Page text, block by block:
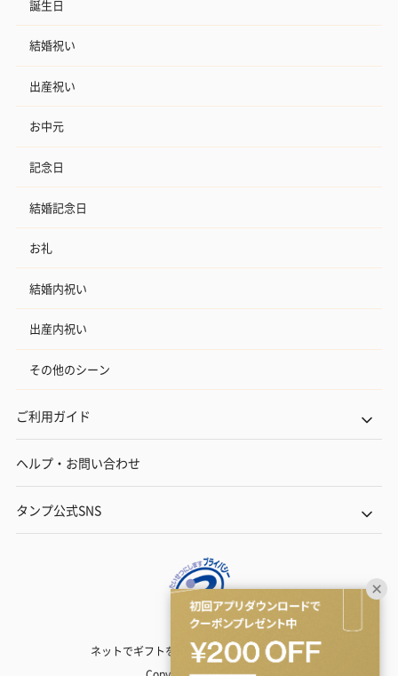
誕生日
結婚祝い
出産祝い
お中元
記念日
結婚記念日
お礼
結婚内祝い
出産内祝い
その他のシーン
ご利用ガイド
ヘルプ・お問い合わせ
タンプ公式SNS
ネットでギフトを贈るなら | TANP（タンプ）